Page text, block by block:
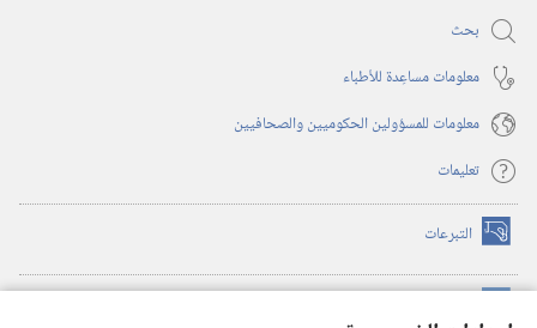
بحث
معلومات مساعِدة للأطباء
معلومات للمسؤولين الحكوميين والصحافيين
تعليمات
التبرعات (يفتح
نافذة
(يفتح